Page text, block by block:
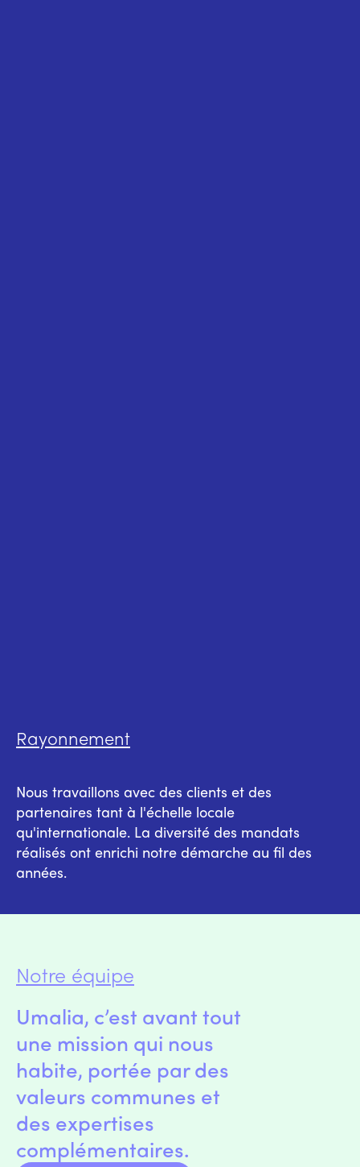
Rayonnement
Nous travaillons avec des clients et des
partenaires tant à l'échelle locale
qu'internationale. La diversité des mandats
réalisés ont enrichi notre démarche au fil des
années.
Notre équipe
Umalia, c’est avant tout
une mission qui nous
habite, portée par des
valeurs communes et
des expertises
complémentaires.